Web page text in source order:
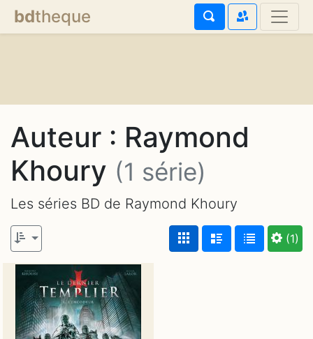
bdtheque
Auteur : Raymond
Khoury (1 série)
Les séries BD de Raymond Khoury
(1)